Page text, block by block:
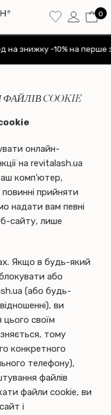
0
на перше замовлення
COOKIE
онлайн-
на revitalash.ua
комп’ютер,
прийняти
надати вам певні
сайту, лише
Якщо в будь-який
або
(або будь-
ви
своїм
тому
конкретного
телефону),
файлів
файли cookie, ви
і